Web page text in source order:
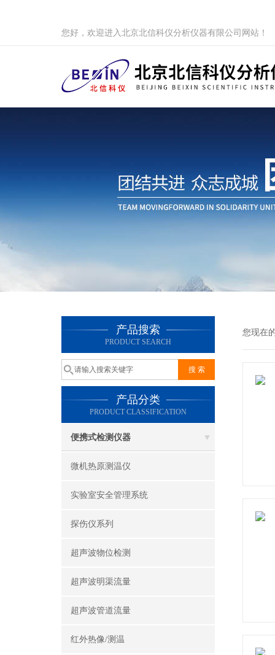
您好，欢迎进入北京北信科仪分析仪器有限公司网站！
产品搜索
PRODUCT SEARCH
产品分类
PRODUCT CLASSIFICATION
便携式检测仪器
微机热原测温仪
实验室安全管理系统
探伤仪系列
超声波物位检测
超声波明渠流量
超声波管道流量
红外热像/测温
您现在